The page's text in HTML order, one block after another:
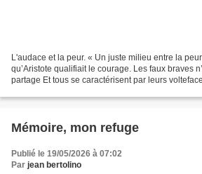
L'audace et la peur. « Un juste milieu entre la
qu’Aristote qualifiait le courage. Les faux braves
partage Et tous se caractérisent par leurs
Mémoire, mon refuge
Publié le 19/05/2026 à 07:02
Par jean bertolino